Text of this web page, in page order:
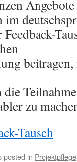
im
Feedback-
zu
Tausch
posted in Projektpflege